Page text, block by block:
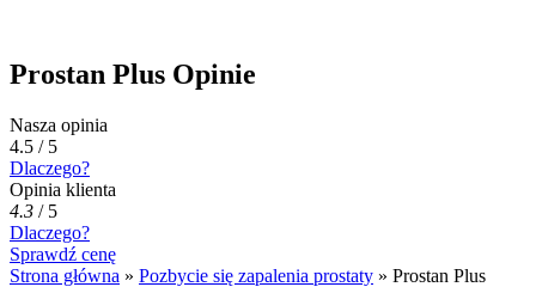
Prostan Plus Opinie
Nasza opinia
4.5 / 5
Dlaczego?
Opinia klienta
4.3 / 5
Dlaczego?
Sprawdź cenę
Strona główna » Pozbycie się zapalenia prostaty » Prostan Plus